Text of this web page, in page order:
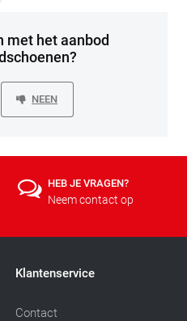
met het aanbod
NEEN
HEB JE VRAGEN?
Neem contact op
Klantenservice
Contact